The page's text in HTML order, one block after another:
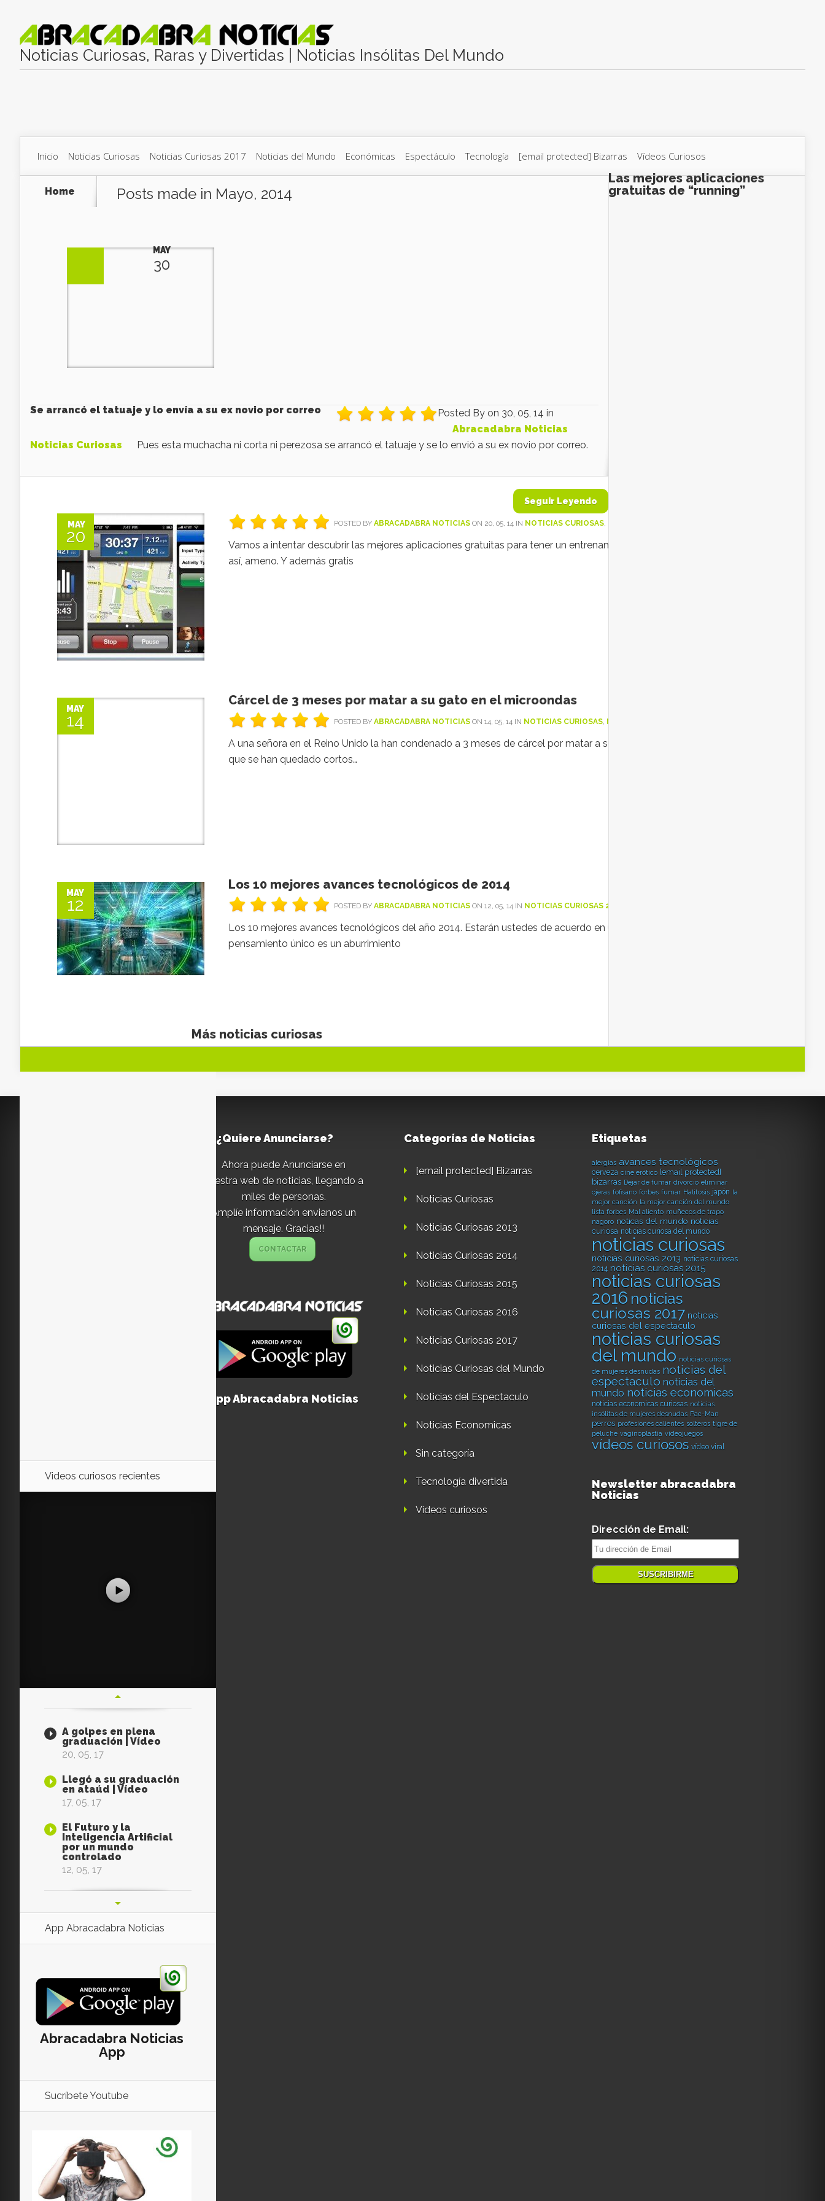
Noticias Curiosas, Raras y Divertidas | Noticias Insólitas Del Mundo
Inicio Noticias Curiosas Noticias Curiosas 2017 Noticias del Mundo Económicas Espectáculo Tecnología [email protected] Bizarras Vídeos Curiosos
Home Posts made in Mayo, 2014
MAY
30
Se arrancó el tatuaje y lo envía a su ex novio por correo
Posted By
Abracadabra Noticias
on 30, 05, 14 in
Noticias Curiosas Pues esta muchacha ni corta ni perezosa se arrancó el tatuaje y se lo envió a su ex novio por correo.
Seguir Leyendo
MAY
20
Las mejores aplicaciones
gratuitas de “running”
POSTED BY ABRACADABRA NOTICIAS ON 20, 05, 14 IN NOTICIAS CURIOSAS,
Vamos a intentar descubrir las mejores aplicaciones gratuitas para tener un entrenamiento satisfactorio y digámoslo
así, ameno. Y además gratis
MAY
14
Cárcel de 3 meses por matar a su gato en el microondas
POSTED BY ABRACADABRA NOTICIAS ON 14, 05, 14 IN NOTICIAS CURIOSAS, NOTICIAS CURIOSAS DEL MUNDO
A una señora en el Reino Unido la han condenado a 3 meses de cárcel por matar a su gato en el microondas, para mí
que se han quedado cortos…
MAY
12
Los 10 mejores avances tecnológicos de 2014
POSTED BY ABRACADABRA NOTICIAS ON 12, 05, 14 IN NOTICIAS CURIOSAS 2014
Los 10 mejores avances tecnológicos del año 2014. Estarán ustedes de acuerdo en unos y desacuerdo en otras, el
pensamiento único es un aburrimiento
Más noticias curiosas
Videos curiosos recientes
A golpes en plena
graduación | Vídeo
20, 05, 17
Llegó a su graduación
en ataúd | Vídeo
17, 05, 17
El Futuro y la
Inteligencia Artificial
por un mundo
controlado
12, 05, 17
App Abracadabra Noticias
Abracadabra Noticias
App
Sucríbete Youtube
¿Quiere Anunciarse?
Ahora puede Anunciarse en
nuestra web de noticias, llegando a
miles de personas.
Amplíe información envianos un
mensaje. Gracias!!
CONTACTAR
App Abracadabra Noticias
Categorías de Noticias
[email protected] Bizarras
Noticias Curiosas
Noticias Curiosas 2013
Noticias Curiosas 2014
Noticias Curiosas 2015
Noticias Curiosas 2016
Noticias Curiosas 2017
Noticias Curiosas del Mundo
Noticias del Espectaculo
Noticias Economicas
Sin categoría
Tecnología divertida
Videos curiosos
Etiquetas
alergias avances tecnológicos
cerveza cine erótico [email protected]
bizarras Dejar de fumar divorcio eliminar
ojeras fofisano forbes fumar Halitosis japón la
mejor canción la mejor canción del mundo
lista forbes Mal aliento muñecos de trapo
nagoro noticas del mundo noticias
curiosa noticias curiosa del mundo
noticias curiosas
noticias curiosas 2013 noticias curiosas
2014 noticias curiosas 2015
noticias curiosas
2016 noticias
curiosas 2017 noticias
curiosas del espectaculo
noticias curiosas
del mundo noticias curiosas
de mujeres desnudas noticias del
espectaculo noticias del
mundo noticias economicas
noticias economicas curiosas noticias
insólitas de mujeres desnudas Pac-Man
perros profesiones calientes solteros tigre de
peluche vaginoplastia videojuegos
vídeos curiosos vídeo viral
Newsletter abracadabra
Noticias
Dirección de Email: